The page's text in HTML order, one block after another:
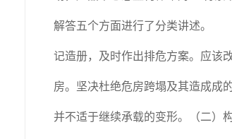
解答五个方面进行了分类讲述。
记造册，及时作出排危方案。应该
房。坚决杜绝危房跨塌及其造成
并不适于继续承载的变形。（二）